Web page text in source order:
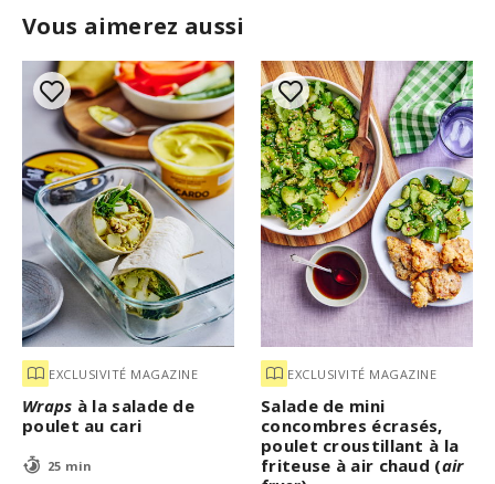
Vous aimerez aussi
EXCLUSIVITÉ MAGAZINE
Wraps à la salade de
poulet au cari
25 min
EXCLUSIVITÉ MAGAZINE
Salade de mini
concombres écrasés,
poulet croustillant à la
friteuse à air chaud (air